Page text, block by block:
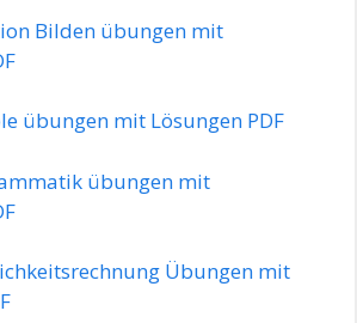
Bilden übungen mit
übungen mit Lösungen PDF
übungen mit
Übungen mit